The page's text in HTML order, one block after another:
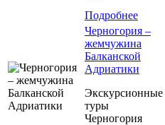
Подробнее
Черногория –
жемчужина
Балканской
Адриатики
Экскурсионные
туры
Черногория